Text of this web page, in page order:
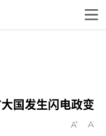
国发生闪电政变